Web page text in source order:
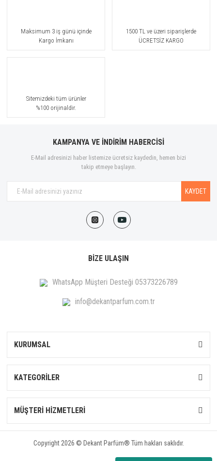
Maksimum 3 iş günü içinde
Kargo İmkanı
1500 TL ve üzeri siparişlerde
ÜCRETSİZ KARGO
Sitemizdeki tüm ürünler
%100 orijinaldir.
KAMPANYA VE İNDİRİM HABERCİSİ
E-Mail adresinizi haber listemize ücretsiz kaydedin, hemen bizi
takip etmeye başlayın.
KAYDET
BİZE ULAŞIN
WhatsApp Müşteri Desteği 05373226789
info@dekantparfum.com.tr
KURUMSAL
KATEGORİLER
MÜŞTERİ HİZMETLERİ
Copyright 2026 © Dekant Parfüm® Tüm hakları saklıdır.